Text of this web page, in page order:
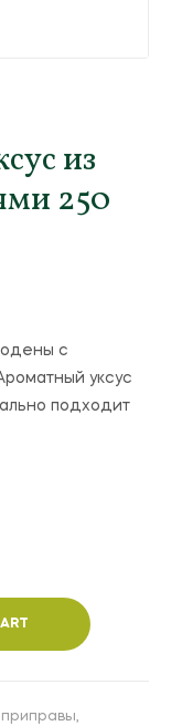
из
250
с
уксус
подходит
,